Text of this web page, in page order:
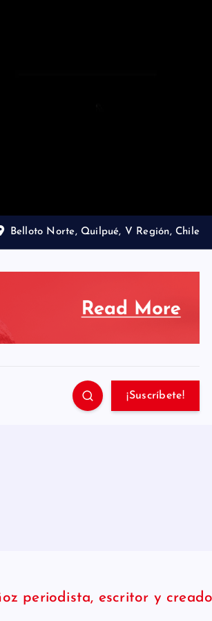
Belloto Norte, Quilpué, V Región, Chile
¡Suscríbete!